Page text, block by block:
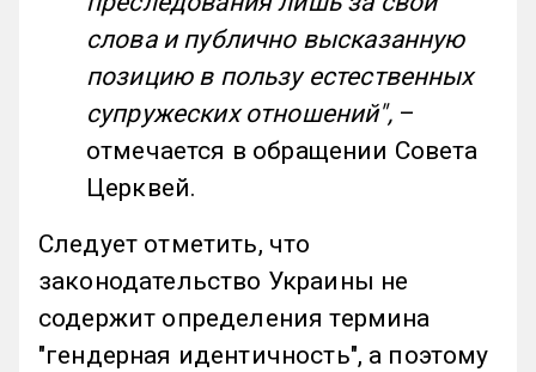
слова и публично высказанную
позицию в пользу естественных
супружеских отношений",–
отмечается в обращении Совета
Церквей.
Следует отметить, что
законодательство Украины не
содержит определения термина
"гендерная идентичность", а поэтому